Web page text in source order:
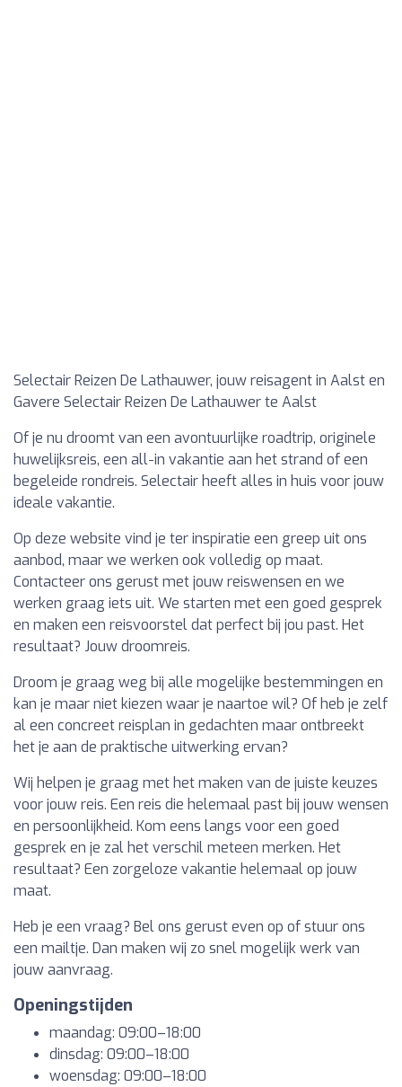
Selectair Reizen De Lathauwer, jouw reisagent in Aalst en
Gavere Selectair Reizen De Lathauwer te Aalst
Of je nu droomt van een avontuurlijke roadtrip, originele
huwelijksreis, een all-in vakantie aan het strand of een
begeleide rondreis. Selectair heeft alles in huis voor jouw
ideale vakantie.
Op deze website vind je ter inspiratie een greep uit ons
aanbod, maar we werken ook volledig op maat.
Contacteer ons gerust met jouw reiswensen en we
werken graag iets uit. We starten met een goed gesprek
en maken een reisvoorstel dat perfect bij jou past. Het
resultaat? Jouw droomreis.
Droom je graag weg bij alle mogelijke bestemmingen en
kan je maar niet kiezen waar je naartoe wil? Of heb je zelf
al een concreet reisplan in gedachten maar ontbreekt
het je aan de praktische uitwerking ervan?
Wij helpen je graag met het maken van de juiste keuzes
voor jouw reis. Een reis die helemaal past bij jouw wensen
en persoonlijkheid. Kom eens langs voor een goed
gesprek en je zal het verschil meteen merken. Het
resultaat? Een zorgeloze vakantie helemaal op jouw
maat.
Heb je een vraag? Bel ons gerust even op of stuur ons
een mailtje. Dan maken wij zo snel mogelijk werk van
jouw aanvraag.
Openingstijden
maandag: 09:00–18:00
dinsdag: 09:00–18:00
woensdag: 09:00–18:00